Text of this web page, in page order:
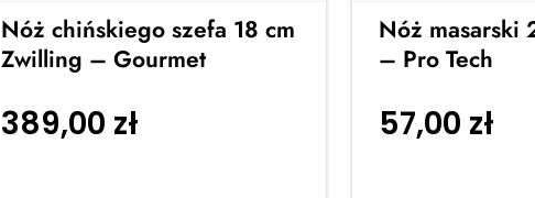
Nóż chińskiego szefa 18 cm
Zwilling – Gourmet
389,00 zł
Nóż masarski
– Pro Tech
57,00 zł